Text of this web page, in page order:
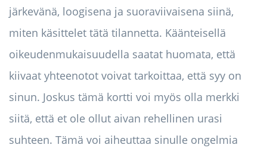
järkevänä, loogisena ja suoraviivaisena siinä,
miten käsittelet tätä tilannetta. Käänteisellä
oikeudenmukaisuudella saatat huomata, että
kiivaat yhteenotot voivat tarkoittaa, että syy on
sinun. Joskus tämä kortti voi myös olla merkki
siitä, että et ole ollut aivan rehellinen urasi
suhteen. Tämä voi aiheuttaa sinulle ongelmia